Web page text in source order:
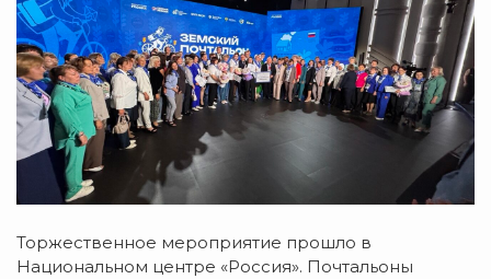
Торжественное мероприятие прошло в
Национальном центре «Россия». Почтальоны